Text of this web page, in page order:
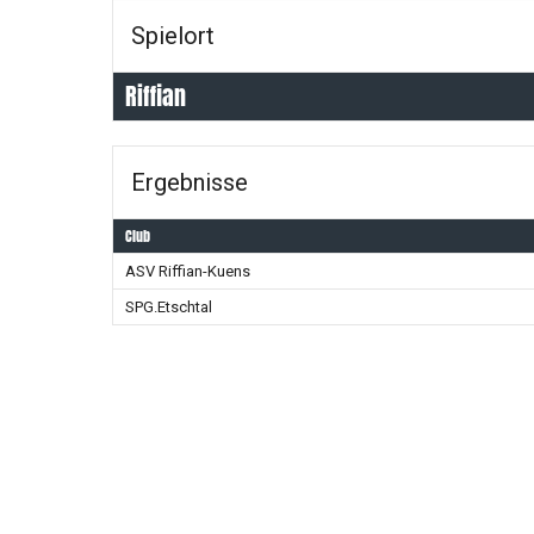
Spielort
Riffian
Ergebnisse
Club
ASV Riffian-Kuens
SPG.Etschtal